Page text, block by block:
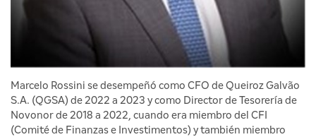
Marcelo Rossini se desempeñó como CFO de Queiroz Galvão
S.A. (QGSA) de 2022 a 2023 y como Director de Tesorería de
Novonor de 2018 a 2022, cuando era miembro del CFI
(Comité de Finanzas e Investimentos) y también miembro